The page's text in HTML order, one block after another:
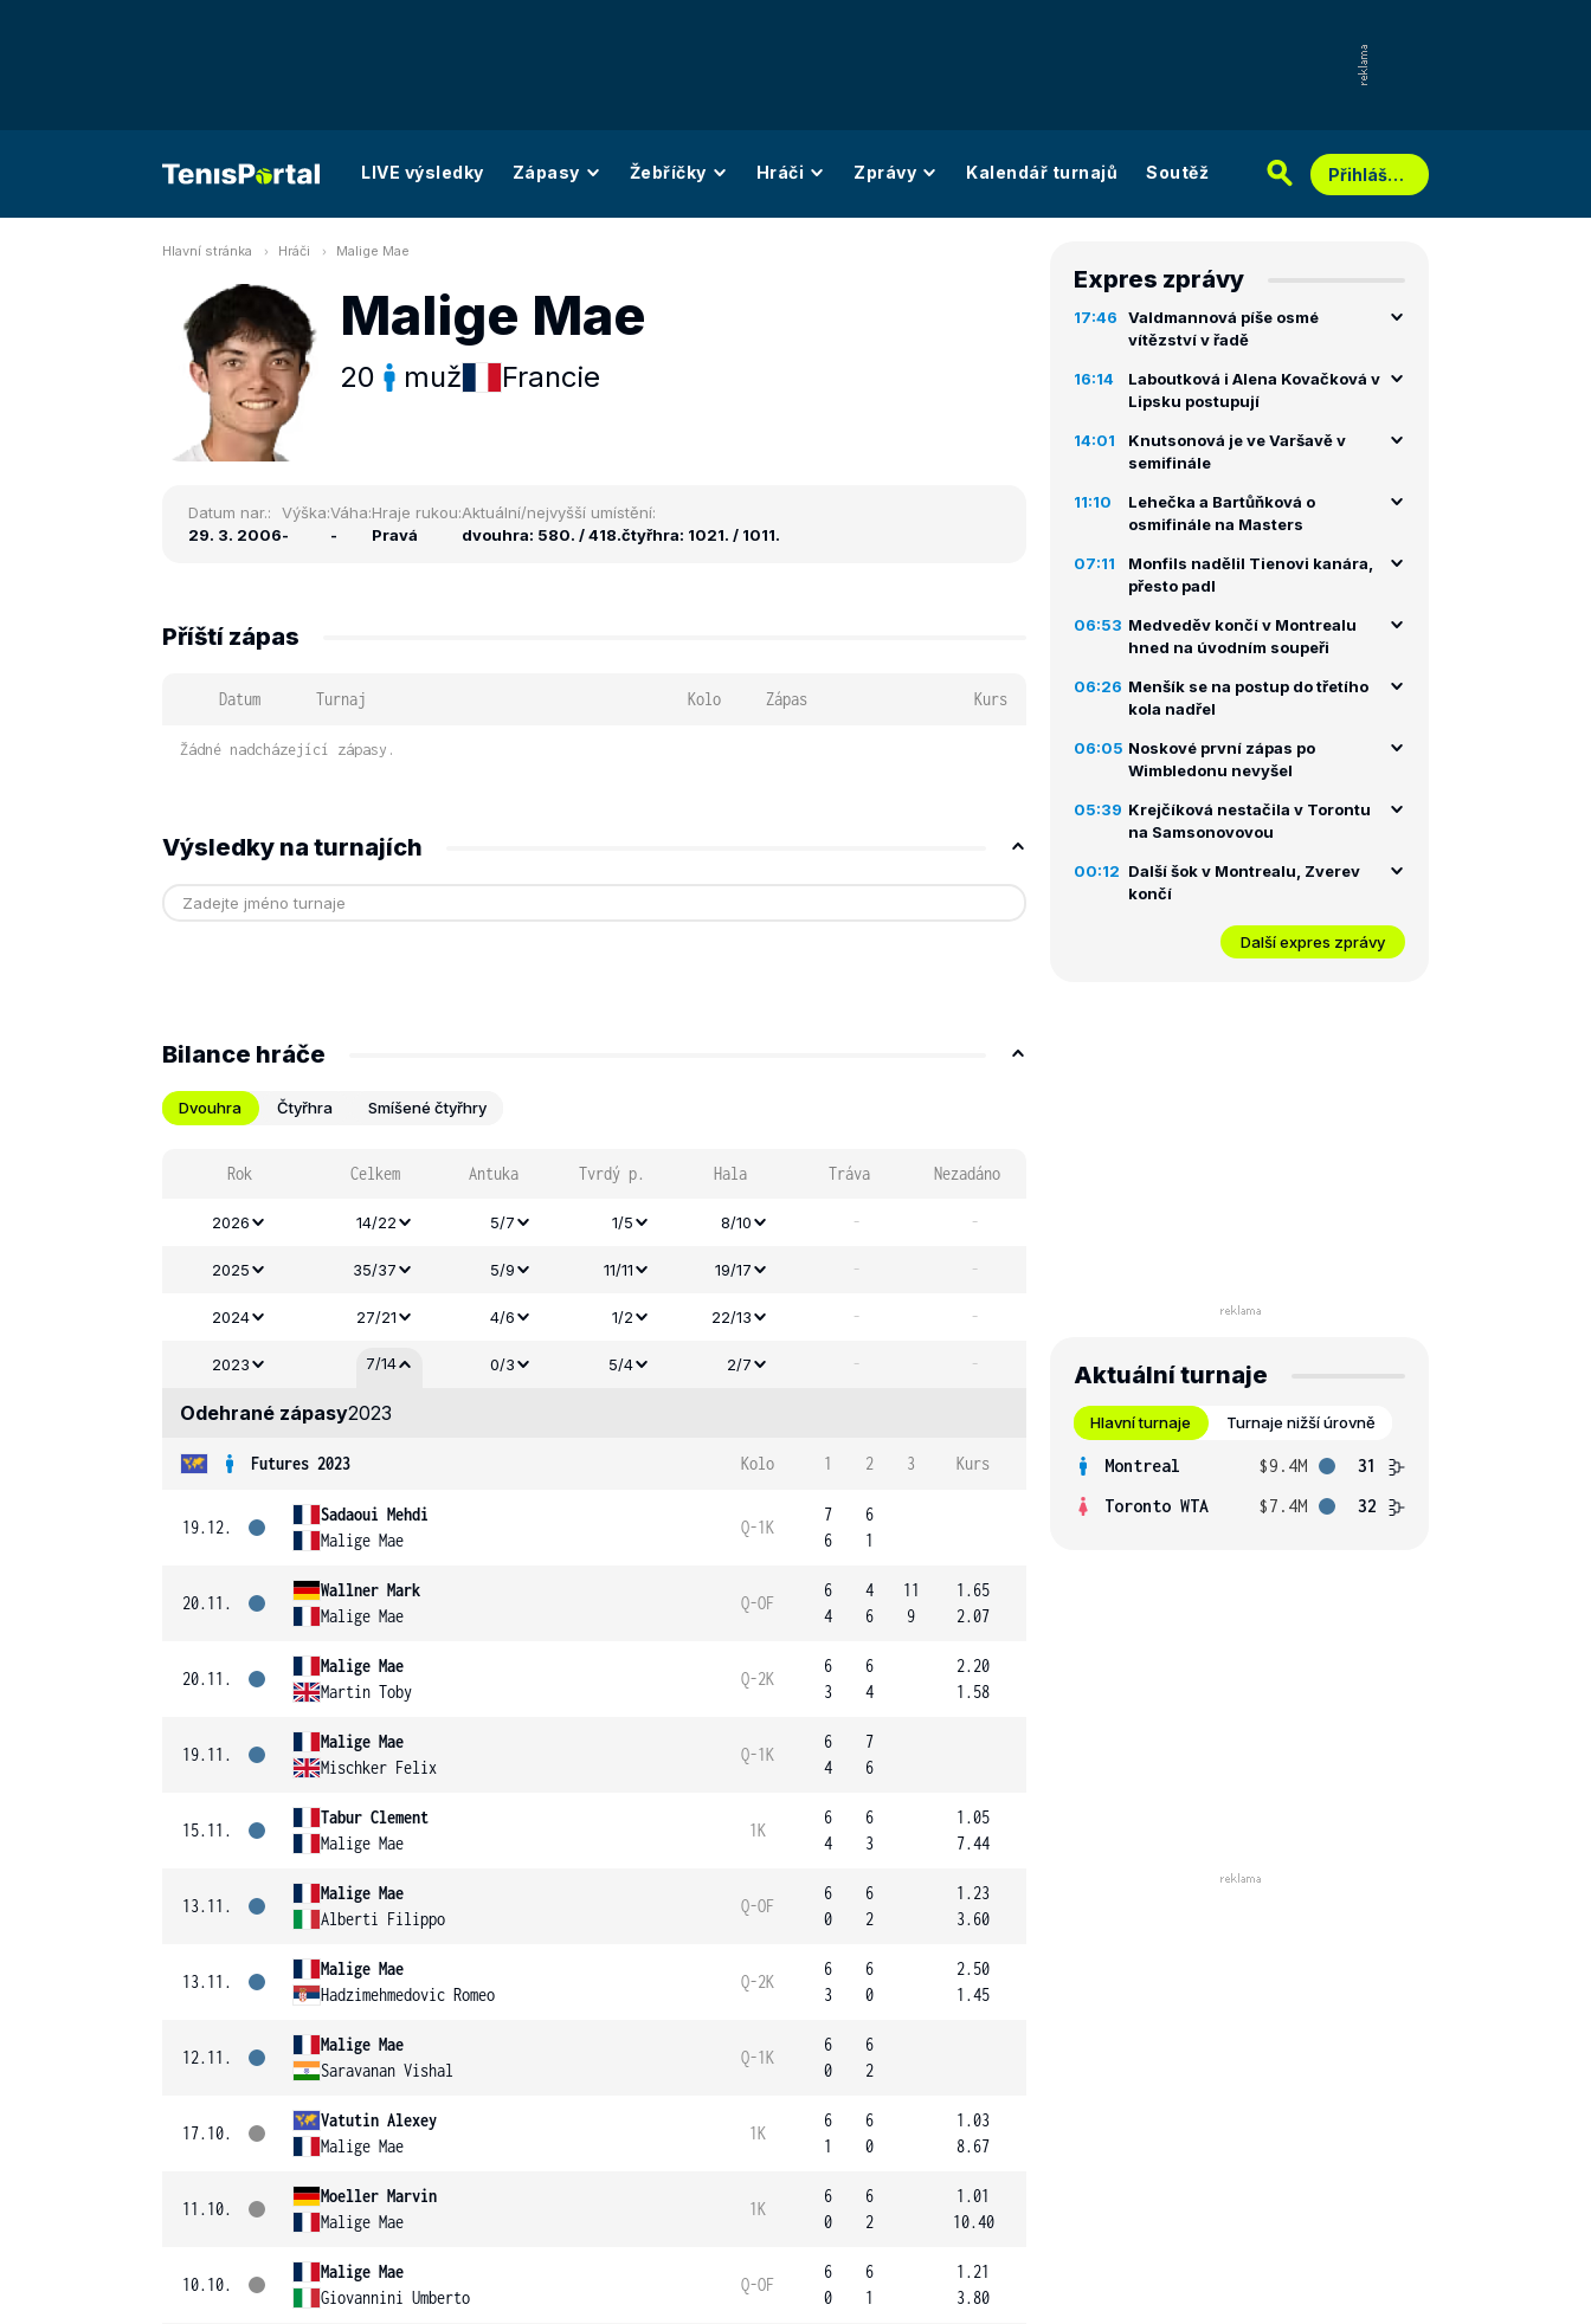
LIVE výsledky Zápasy Žebříčky Hráči Zprávy Kalendář turnajů Soutěž Přihlášení
Hlavní stránka Hráči Malige Mae
Malige Mae
20 muž Francie
Datum nar.:
29. 3. 2006
Výška:
-
Váha:
-
Hraje rukou:
Pravá
Aktuální/nejvyšší umístění:
dvouhra: 580. / 418.čtyřhra: 1021. / 1011.
Příští zápas
Datum Turnaj Kolo Zápas Kurs
Žádné nadcházející zápasy.
Výsledky na turnajích
Bilance hráče
Dvouhra Čtyřhra Smíšené čtyřhry
Rok Celkem Antuka Tvrdý p. Hala Tráva Nezadáno
2026 14/22 5/7 1/5 8/10 - -
2025 35/37 5/9 11/11 19/17 - -
2024 27/21 4/6 1/2 22/13 - -
2023 7/14 0/3 5/4 2/7 - -
Odehrané zápasy2023
Futures 2023 Kolo 1 2 3 Kurs
19.12.
Sadaoui Mehdi
Malige Mae
Q-1K
7
6
6
1
20.11.
Wallner Mark
Malige Mae
Q-OF
6
4
4
6
11
9
1.65
2.07
20.11.
Malige Mae
Martin Toby
Q-2K
6
3
6
4
2.20
1.58
19.11.
Malige Mae
Mischker Felix
Q-1K
6
4
7
6
15.11.
Tabur Clement
Malige Mae
1K
6
4
6
3
1.05
7.44
13.11.
Malige Mae
Alberti Filippo
Q-OF
6
0
6
2
1.23
3.60
13.11.
Malige Mae
Hadzimehmedovic Romeo
Q-2K
6
3
6
0
2.50
1.45
12.11.
Malige Mae
Saravanan Vishal
Q-1K
6
0
6
2
17.10.
Vatutin Alexey
Malige Mae
1K
6
1
6
0
1.03
8.67
11.10.
Moeller Marvin
Malige Mae
1K
6
0
6
2
1.01
10.40
10.10.
Malige Mae
Giovannini Umberto
Q-OF
6
0
6
1
1.21
3.80
Expres zprávy
17:46
Valdmannová píše osmé
vítězství v řadě
16:14
Laboutková i Alena Kovačková v
Lipsku postupují
14:01
Knutsonová je ve Varšavě v
semifinále
11:10
Lehečka a Bartůňková o
osmifinále na Masters
07:11
Monfils nadělil Tienovi kanára,
přesto padl
06:53 Medveděv končí v Montrealu
hned na úvodním soupeři
06:26 Menšík se na postup do třetího
kola nadřel
06:05 Noskové první zápas po
Wimbledonu nevyšel
05:39 Krejčíková nestačila v Torontu
na Samsonovovou
00:12 Další šok v Montrealu, Zverev
končí
Další expres zprávy
Aktuální turnaje
Hlavní turnaje Turnaje nižší úrovně
Montreal $9.4M
31
Toronto WTA
$7.4M 32